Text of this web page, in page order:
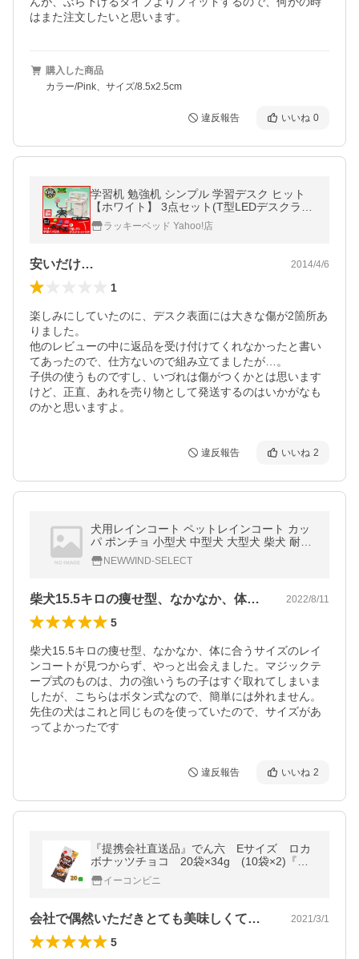
はまた注文したいと思います。
購入した商品
カラー/Pink、サイズ/8.5x2.5cm
違反報告 いいね 0
学習机 勉強机 シンプル 学習デスク ヒット
【ホワイト】 3点セット(T型LEDデスクライ
ト＋椅子ラッキー付き)-KW-733-ART 幅100
cm ラッキーベッド Yahoo!店
安いだけ… 2014/4/6
1
楽しみにしていたのに、デスク表面には大きな傷が2箇所あ
りました。
他のレビューの中に返品を受け付けてくれなかったと書い
てあったので、仕方ないので組み立てましたが…。
子供の使うものですし、いづれは傷がつくかとは思います
けど、正直、あれを売り物として発送するのはいかがなも
のかと思いますよ。
違反報告 いいね 2
犬用レインコート ペットレインコート カッ
パ ポンチョ 小型犬 中型犬 大型犬 柴犬 耐水
性 透明な合成樹脂 風よけ寒さ対策 着脱簡単
NEWWIND-SELECT
柴犬15.5キロの痩せ型、なかなか、体… 2022/8/11
5
柴犬15.5キロの痩せ型、なかなか、体に合うサイズのレイ
ンコートが見つからず、やっと出会えました。マジックテ
ープ式のものは、力の強いうちの子はすぐ取れてしまいま
したが、こちらはボタン式なので、簡単には外れません。
先住の犬はこれと同じものを使っていたので、サイズがあ
ってよかったです
違反報告 いいね 2
『提携会社直送品』でん六 Eサイズ ロカ
ボナッツチョコ 20袋×34g (10袋×2)『送
料無料(沖縄・離島発送不可)』
イーコンビニ
会社で偶然いただきとても美味しくて、そ… 2021/3/1
5